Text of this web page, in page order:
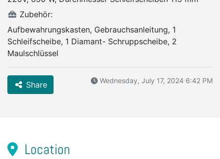
Zubehör:
Aufbewahrungskasten, Gebrauchsanleitung, 1
Schleifscheibe, 1 Diamant- Schruppscheibe, 2
Maulschlüssel
Share Wednesday, July 17, 2024 6:42 PM
Location